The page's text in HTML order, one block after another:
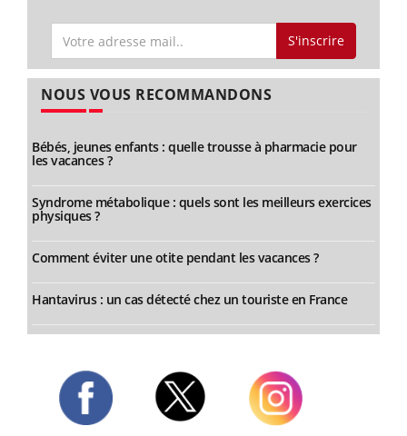
S'inscrire
NOUS VOUS RECOMMANDONS
Bébés, jeunes enfants : quelle trousse à pharmacie pour
les vacances ?
Syndrome métabolique : quels sont les meilleurs exercices
physiques ?
Comment éviter une otite pendant les vacances ?
Hantavirus : un cas détecté chez un touriste en France